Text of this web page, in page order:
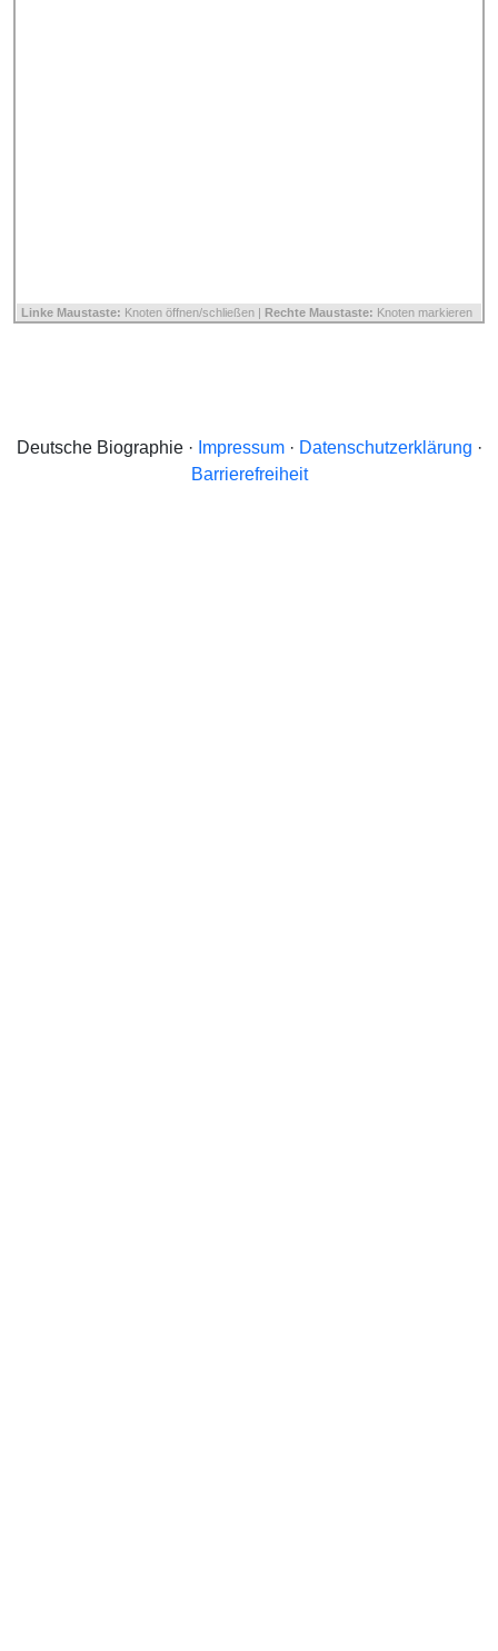
Linke Maustaste: Knoten öffnen/schließen | Rechte Maustaste: Knoten markieren
Deutsche Biographie · Impressum· Datenschutzerklärung ·
Barrierefreiheit